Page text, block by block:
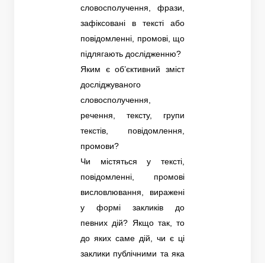
словосполучення, фрази,
зафіксовані в тексті або
повідомленні, промові, що
підлягають дослідженню?
Яким є об’єктивний зміст
досліджуваного
словосполучення,
речення, тексту, групи
текстів, повідомлення,
промови?
Чи містяться у тексті,
повідомленні, промові
висловлювання, виражені
у формі закликів до
певних дій? Якщо так, то
до яких саме дій, чи є ці
заклики публічними та яка